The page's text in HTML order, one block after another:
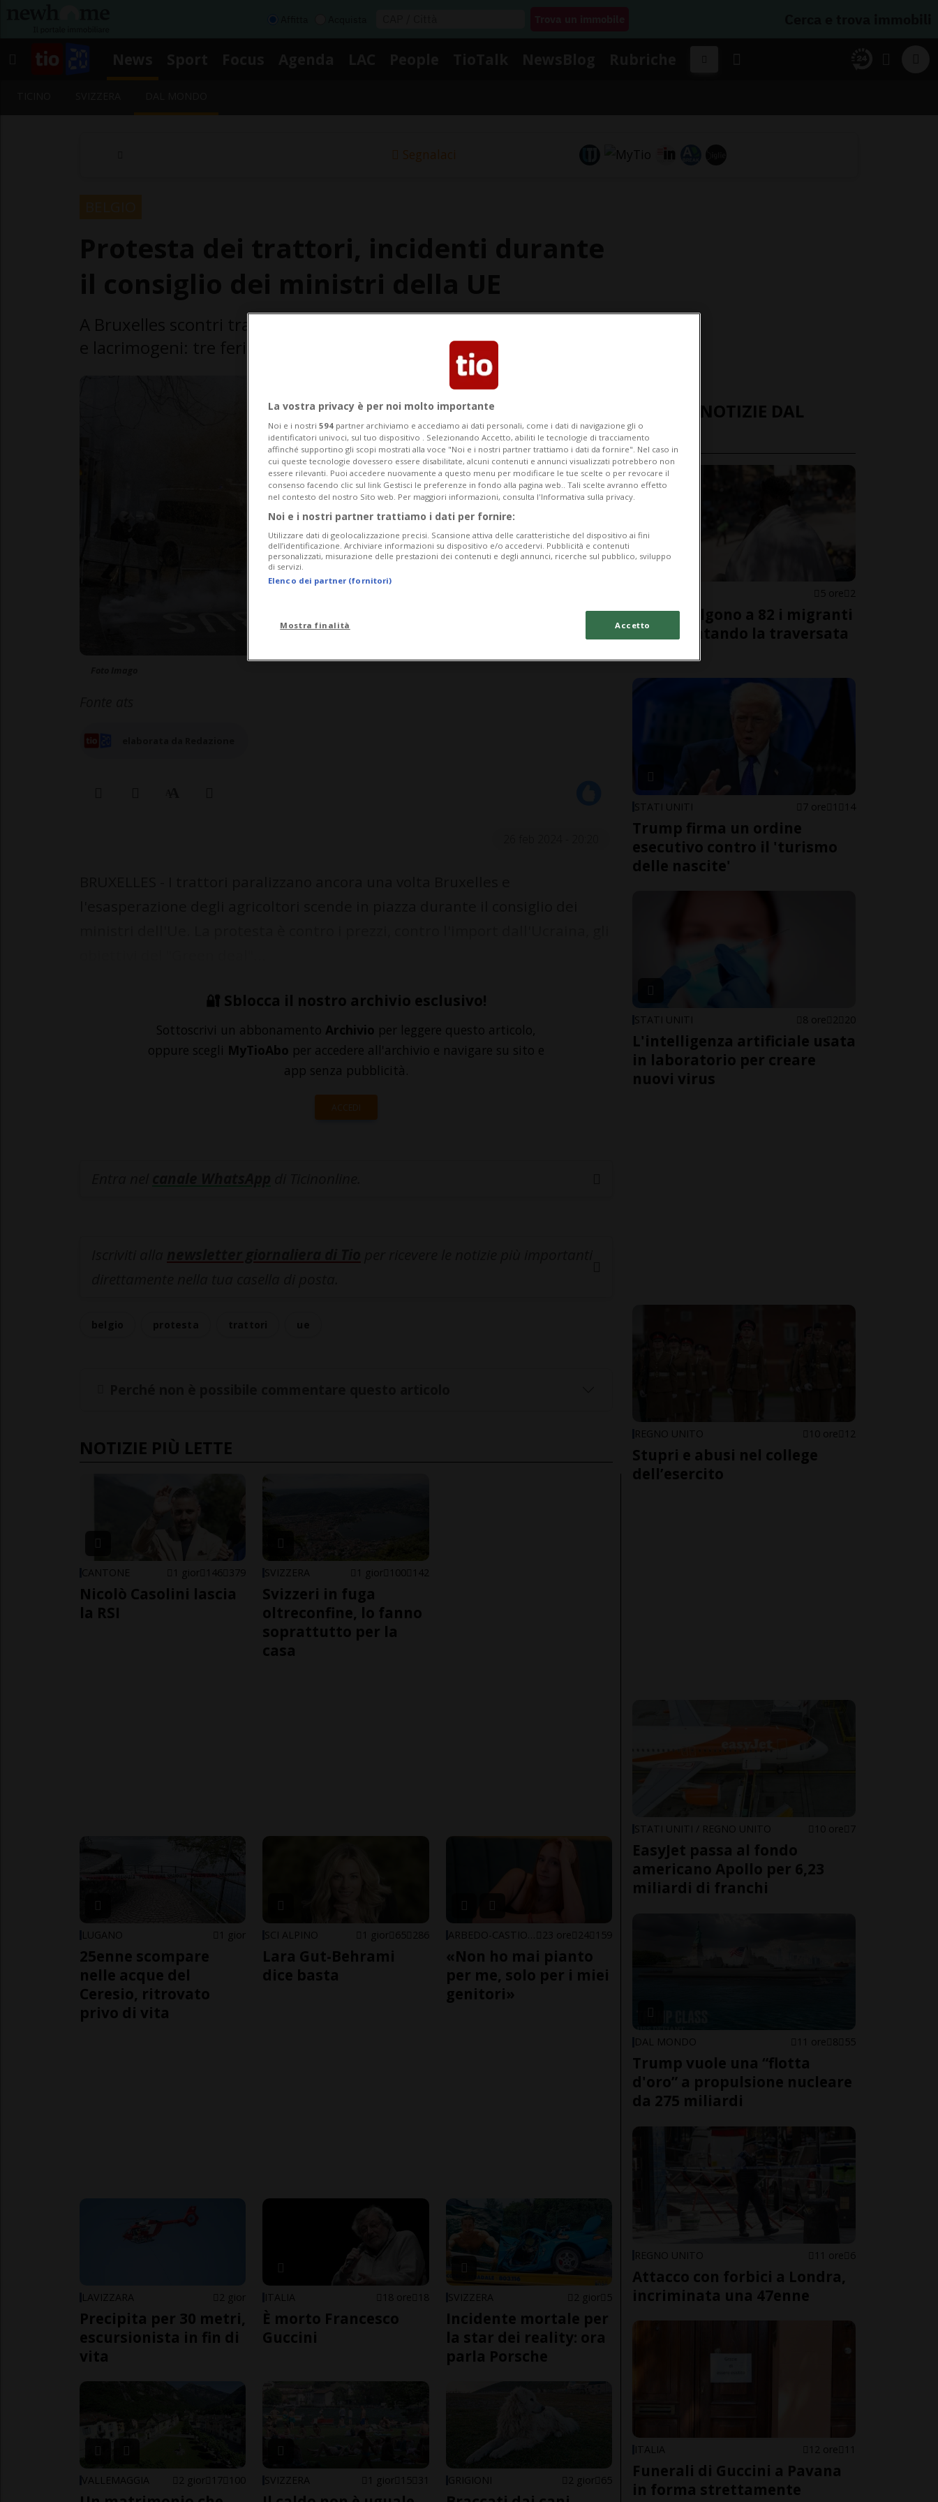
Segnalaci
e lacrimogeni: tre feriti anche fra gli agenti di polizia
🔐 Sblocca il nostro archivio esclusivo!
Sottoscrivi un abbonamento Archivio per leggere questo articolo,
oppure scegli MyTioAbo per accedere all'archivio e navigare su sito e
app senza pubblicità.
ACCEDI
NOTIZIE PIÙ LETTE
CANTONE 1 gior 146 379
Nicolò Casolini lascia
la RSI
SVIZZERA 1 gior 100 142
Svizzeri in fuga
oltreconfine, lo fanno
soprattutto per la
casa
LUGANO 1 gior
25enne scompare
nelle acque del
Ceresio, ritrovato
privo di vita
SCI ALPINO 1 gior 65 286
Lara Gut-Behrami
dice basta
23 ore 24 159
«Non ho mai pianto
per me, solo per i miei
genitori»
LAVIZZARA 2 gior
Precipita per 30 metri,
escursionista in fin di
vita
ITALIA 18 ore 18
È morto Francesco
Guccini
SVIZZERA 2 gior 5
Incidente mortale per
la star dei reality: ora
parla Porsche
VALLEMAGGIA 2 gior 17 100 SVIZZERA 1 gior 15 31 GRIGIONI 2 gior 65
ULTIME NOTIZIE DAL
MONDO
5 ore 2
Ceuta, salgono a 82 i migranti
morti tentando la traversata
STATI UNITI 7 ore 1 14
Trump firma un ordine
esecutivo contro il 'turismo
delle nascite'
STATI UNITI 8 ore 2 20
L'intelligenza artificiale usata
in laboratorio per creare
nuovi virus
REGNO UNITO 10 ore 12
Stupri e abusi nel college
dell’esercito
STATI UNITI / REGNO UNITO 10 ore 7
EasyJet passa al fondo
americano Apollo per 6,23
miliardi di franchi
DAL MONDO 11 ore 8 55
Trump vuole una “flotta
d'oro” a propulsione nucleare
da 275 miliardi
REGNO UNITO 11 ore 6
Attacco con forbici a Londra,
incriminata una 47enne
ITALIA 12 ore 11
Funerali di Guccini a Pavana
in forma strettamente
La vostra privacy è per noi molto importante
Noi e i nostri 594 partner archiviamo e accediamo ai dati personali, come i dati di navigazione gli o
identificatori univoci, sul tuo dispositivo . Selezionando Accetto, abiliti le tecnologie di tracciamento
affinché supportino gli scopi mostrati alla voce "Noi e i nostri partner trattiamo i dati da fornire". Nel caso in
cui queste tecnologie dovessero essere disabilitate, alcuni contenuti e annunci visualizzati potrebbero non
essere rilevanti. Puoi accedere nuovamente a questo menu per modificare le tue scelte o per revocare il
consenso facendo clic sul link Gestisci le preferenze in fondo alla pagina web.. Tali scelte avranno effetto
nel contesto del nostro Sito web. Per maggiori informazioni, consulta l'Informativa sulla privacy.
Noi e i nostri partner trattiamo i dati per fornire:
Utilizzare dati di geolocalizzazione precisi. Scansione attiva delle caratteristiche del dispositivo ai fini
dell’identificazione. Archiviare informazioni su dispositivo e/o accedervi. Pubblicità e contenuti
personalizzati, misurazione delle prestazioni dei contenuti e degli annunci, ricerche sul pubblico, sviluppo
di servizi.
Elenco dei partner (fornitori)
Mostra finalità Accetto